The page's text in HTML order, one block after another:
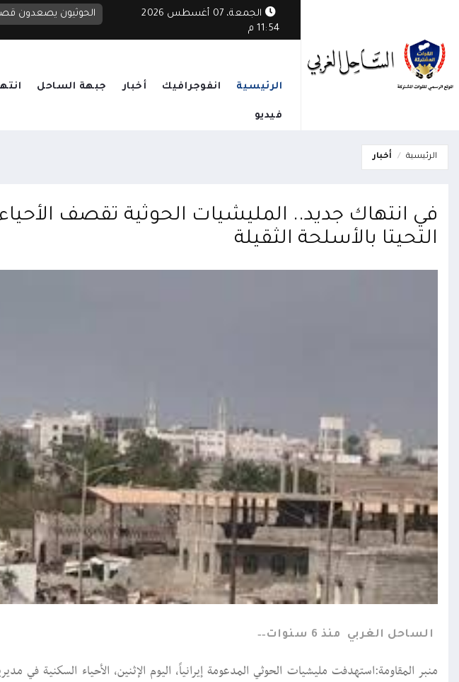
الجمعة، 07 أغسطس 2026
11:54 م
الرئيسية انفوجرافيك أخبار جبهة الساحل
فيديو
الرئيسية أخبار
في انتهاك جديد.. المليشيات الحوثية تقصف
التحيتا بالأسلحة الثقيلة
الساحل الغربي منذ 6 سنوات
منبر المقاومة:استهدفت مليشيات الحوثي المدعومة إيرانياً، اليوم الإثنين، الأحياء السكنية في